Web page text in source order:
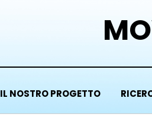
IL NOSTRO PROGETTO